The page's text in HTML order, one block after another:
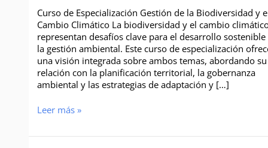
Curso de Especialización Gestión de la Biodiversidad y
Cambio Climático La biodiversidad y el cambio
representan desafíos clave para el desarrollo sostenible
la gestión ambiental. Este curso de especialización
una visión integrada sobre ambos temas, abordando su
relación con la planificación territorial, la gobernanza
ambiental y las estrategias de adaptación y […]
Leer más »